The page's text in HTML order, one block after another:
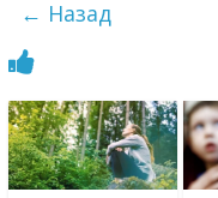
← Назад